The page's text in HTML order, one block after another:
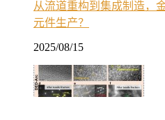
从流道重构到集成制造，
元件生产？
2025/08/15